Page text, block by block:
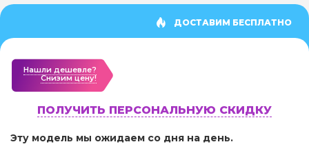
ДОСТАВИМ БЕСПЛАТНО
Нашли дешевле?
Cнизим цену!
ПОЛУЧИТЬ ПЕРСОНАЛЬНУЮ СКИДКУ
Эту модель мы ожидаем со дня на день.